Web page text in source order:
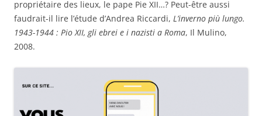
propriétaire des lieux, le pape Pie XII…? Peut-être aussi
faudrait-il lire l’étude d’Andrea Riccardi, L’inverno più lungo.
1943-1944 : Pio XII, gli ebrei e i nazisti a Roma, Il Mulino,
2008.